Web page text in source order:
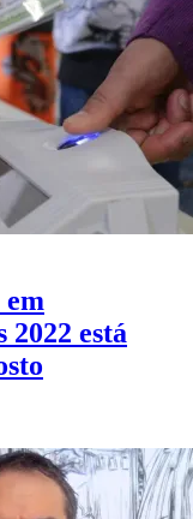
2022 está